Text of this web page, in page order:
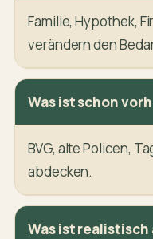
Familie, Hypothek,
verändern den
Was ist schon
BVG, alte Policen,
abdecken.
Was ist realistisch